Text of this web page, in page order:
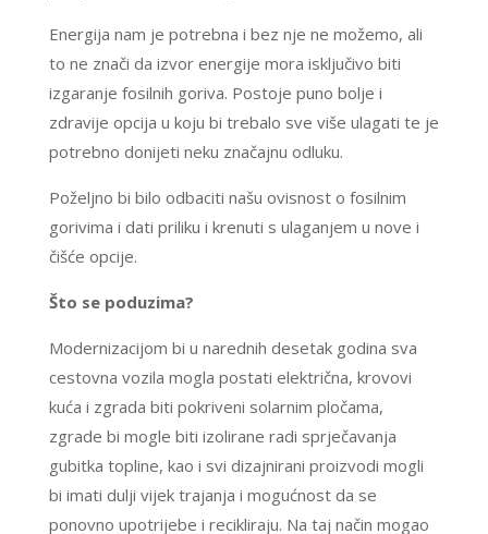
Energija nam je potrebna i bez nje ne možemo, ali
to ne znači da izvor energije mora isključivo biti
izgaranje fosilnih goriva. Postoje puno bolje i
zdravije opcija u koju bi trebalo sve više ulagati te je
potrebno donijeti neku značajnu odluku.
Poželjno bi bilo odbaciti našu ovisnost o fosilnim
gorivima i dati priliku i krenuti s ulaganjem u nove i
čišće opcije.
Što se poduzima?
Modernizacijom bi u narednih desetak godina sva
cestovna vozila mogla postati električna, krovovi
kuća i zgrada biti pokriveni solarnim pločama,
zgrade bi mogle biti izolirane radi sprječavanja
gubitka topline, kao i svi dizajnirani proizvodi mogli
bi imati dulji vijek trajanja i mogućnost da se
ponovno upotrijebe i recikliraju. Na taj način mogao